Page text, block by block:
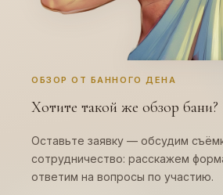
ОБЗОР ОТ БАННОГО ДЕНА
Хотите такой же обзор бани?
Оставьте заявку — обсудим
сотрудничество: расскажем
ответим на вопросы по участию.